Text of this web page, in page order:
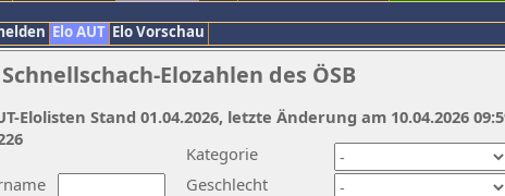
Elo AUT Elo Vorschau
Elozahlen des ÖSB
Kategorie
Geschlecht
Elolisten Stand 01.04.2026, letzte Änderung am 10.04.2026